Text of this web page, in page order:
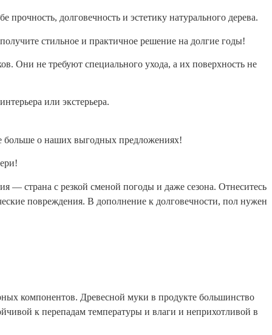
долговечность и эстетику натурального дерева.
стильное и практичное решение на долгие годы!
Они не требуют специального ухода, а их поверхность не
или экстерьера.
больше о наших выгодных предложениях!
— страна с резкой сменой погоды и даже сезона. Отнеситесь
повреждения. В дополнение к долговечности, пол нужен
компонентов. Древесной муки в продукте большинство
к перепадам температуры и влаги и неприхотливой в